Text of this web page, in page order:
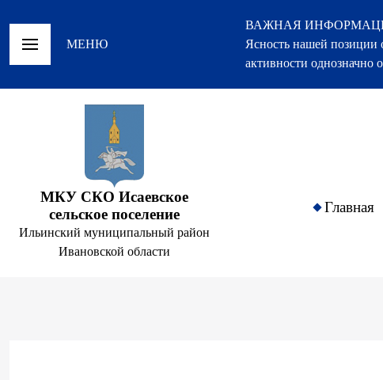
МЕНЮ
ВАЖНАЯ
Ясность нашей позиции
активности однозначно
МКУ СКО Исаевское
сельское поселение
Ильинский муниципальный район
Ивановской области
Главная